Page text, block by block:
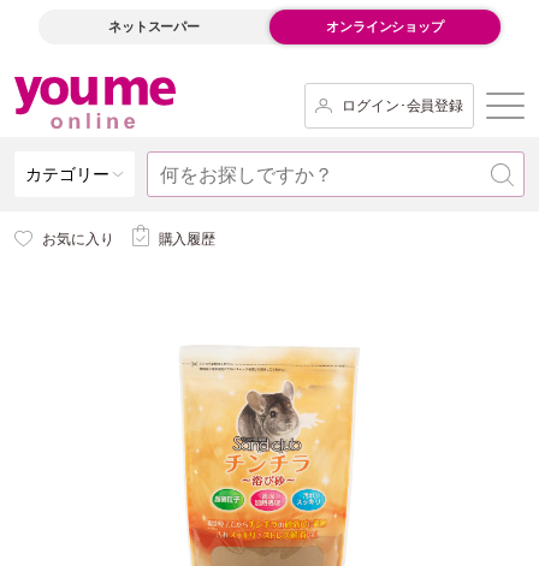
ネットスーパー オンラインショップ
ログイン･会員登録
カテゴリー
お気に入り 購入履歴